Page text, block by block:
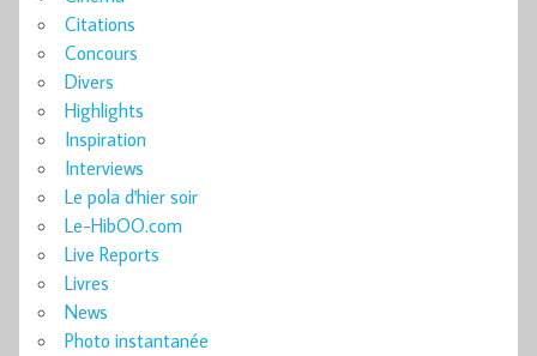
Citations
Concours
Divers
Highlights
Inspiration
Interviews
Le pola d'hier soir
Le-HibOO.com
Live Reports
Livres
News
Photo instantanée